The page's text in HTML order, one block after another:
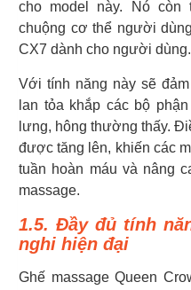
cho model này. Nó còn
chuộng cơ thể người
CX7 dành cho người dùng.
Với tính năng này sẽ
lan tỏa khắp các bộ
lưng, hông thường thấy.
được tăng lên, khiến các
tuần hoàn máu và nâng
massage.
1.5. Đầy đủ tính
nghi hiện đại
Ghế massage Queen